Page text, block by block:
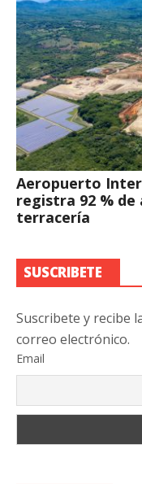
Aeropuerto
registra 92 % de
terracería
SUSCRIBETE
Suscribete y recibe
correo electrónico.
Email